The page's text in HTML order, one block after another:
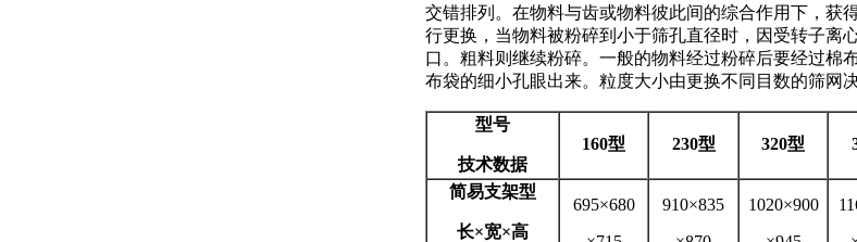
交错排列。在物料与齿或物料彼此间的综合作用下，获
行更换，当物料被粉碎到小于筛孔直径时，因受转子离
口。粗料则继续粉碎。一般的物料经过粉碎后要经过棉
布袋的细小孔眼出来。粒度大小由更换不同目数的筛网决
型号
技术数据
160型 230型 320型
简易支架型
长×宽×高
695×680
910×835
1020×900